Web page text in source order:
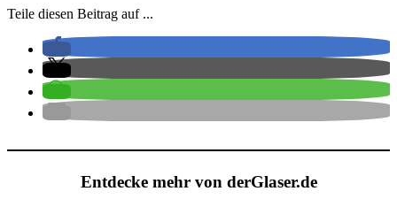
Teile diesen Beitrag auf ...
Entdecke mehr von derGlaser.de